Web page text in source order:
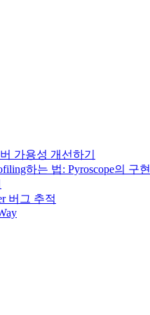
가용성 개선하기
하는 법: Pyroscope의 구
버그 추적